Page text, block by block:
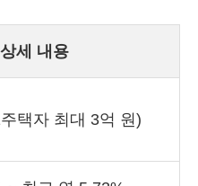
상세 내용
택자 최대 3억 원)